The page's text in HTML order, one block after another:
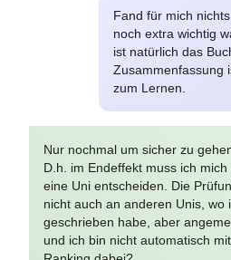
Fand für mich
noch extra wichtig
ist natürlich das
Zusammenfassung
zum Lernen.
Nur nochmal um sicher zu
D.h. im Endeffekt muss ich
eine Uni entscheiden. Die
nicht auch an anderen Unis, wo
geschrieben habe, aber
und ich bin nicht automatisch